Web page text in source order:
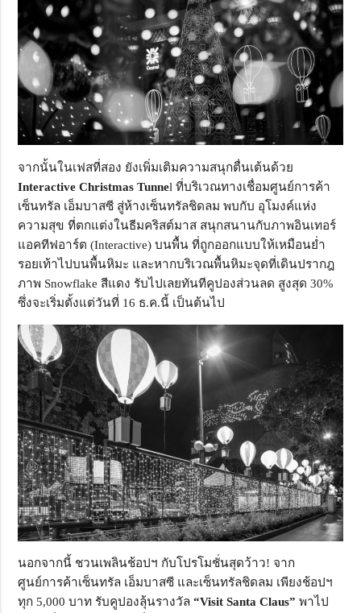
จากนั้นในเฟสที่สอง ยังเพิ่มเติมความสนุกตื่นเต้นด้วย
Interactive Christmas Tunnel ที่บริเวณทางเชื่อมศูนย์การค้า
เซ็นทรัล เอ็มบาสซี สู่ห้างเซ็นทรัลชิดลม พบกับ อุโมงค์แห่ง
ความสุข ที่ตกแต่งในธีมคริสต์มาส สนุกสนานกับภาพอินเทอร์
แอคทีฟอาร์ต (Interactive) บนพื้น ที่ถูกออกแบบให้เหมือนย่ำ
รอยเท้าไปบนพื้นหิมะ และหากบริเวณพื้นหิมะจุดที่เดินปรากฎ
ภาพ Snowflake สีแดง รับไปเลยทันทีคูปองส่วนลด สูงสุด 30%
ซึ่งจะเริ่มตั้งแต่วันที่ 16 ธ.ค.นี้ เป็นต้นไป
นอกจากนี้ ชวนเพลินช้อปฯ กับโปรโมชั่นสุดว้าว! จาก
ศูนย์การค้าเซ็นทรัล เอ็มบาสซี และเซ็นทรัลชิดลม เพียงช้อปฯ
ทุก 5,000 บาท รับคูปองลุ้นรางวัล“Visit Santa Claus” พาไป